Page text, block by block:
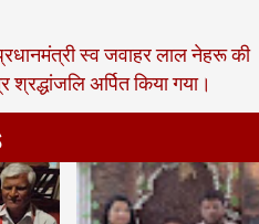
स्व जवाहर लाल नेहरू की
श्रद्धांजलि अर्पित किया गया।